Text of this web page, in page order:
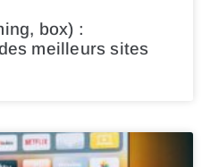
box) :
meilleurs sites